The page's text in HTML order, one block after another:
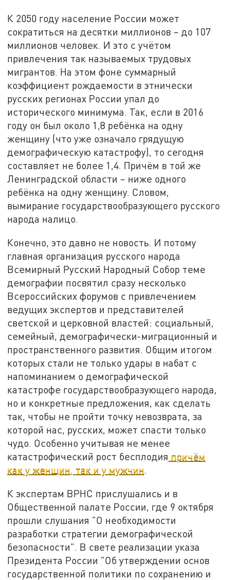
К 2050 году население России может
сократиться на десятки миллионов – до 107
миллионов человек. И это с учётом
привлечения так называемых трудовых
мигрантов. На этом фоне суммарный
коэффициент рождаемости в этнически
русских регионах России упал до
исторического минимума. Так, если в 2016
году он был около 1,8 ребёнка на одну
женщину (что уже означало грядущую
демографическую катастрофу), то сегодня
составляет не более 1,4. Причём в той же
Ленинградской области – ниже одного
ребёнка на одну женщину. Словом,
вымирание государствообразующего русского
народа налицо.
Конечно, это давно не новость. И потому
главная организация русского народа
Всемирный Русский Народный Собор теме
демографии посвятил сразу несколько
Всероссийских форумов с привлечением
ведущих экспертов и представителей
светской и церковной властей: социальный,
семейный, демографически-миграционный и
пространственного развития. Общим итогом
которых стали не только удары в набат с
напоминанием о демографической
катастрофе государствообразующего народа,
но и конкретные предложения, как сделать
так, чтобы не пройти точку невозврата, за
которой нас, русских, может спасти только
чудо. Особенно учитывая не менее
катастрофический рост бесплодия причём
как у женщин, так и у мужчин.
К экспертам ВРНС прислушались и в
Общественной палате России, где 9 октября
прошли слушания "О необходимости
разработки стратегии демографической
безопасности". В свете реализации указа
Президента России "Об утверждении основ
государственной политики по сохранению и